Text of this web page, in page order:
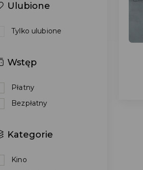
Ulubione
Tylko ulubione
Wstęp
Płatny
Bezpłatny
Kategorie
Kino